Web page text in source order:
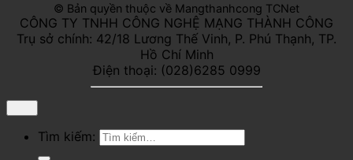
© Bản quyền thuộc về Mangthanhcong TCNet
CÔNG TY TNHH CÔNG NGHỆ MẠNG THÀNH CÔNG
Trụ sở chính: 42/18 Lương Thế Vinh, P. Phú Thạnh, TP.
Hồ Chí Minh
Điện thoại: (028)6285 0999
Tìm kiếm: